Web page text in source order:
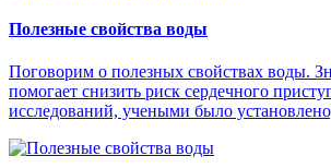
Полезные свойства воды
Поговорим о полезных свойствах воды.
помогает снизить риск сердечного
исследований, учеными было